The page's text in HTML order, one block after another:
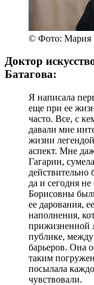
© Фото: Мария
Доктор
Батагова:
Я написала
еще при ее
часто. Все, с
давали мне
жизни
аспект. Мне
Гагарин,
действительно
да и сегодня
Борисовны
ее дарования,
наполнения,
прижизненной
публике,
барьеров. Она
таким
посылала
чувствовали.